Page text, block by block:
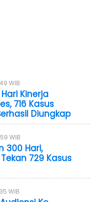
WIB
Kinerja
716 Kasus
Diungkap
WIB
300 Hari,
729 Kasus
WIB